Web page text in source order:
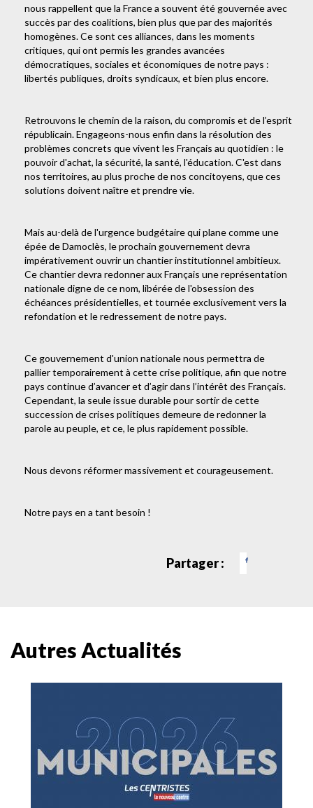
nous rappellent que la France a souvent été gouvernée avec
succès par des coalitions, bien plus que par des majorités
homogènes. Ce sont ces alliances, dans les moments
critiques, qui ont permis les grandes avancées
démocratiques, sociales et économiques de notre pays :
libertés publiques, droits syndicaux, et bien plus encore.
Retrouvons le chemin de la raison, du compromis et de l’esprit
républicain. Engageons-nous enfin dans la résolution des
problèmes concrets que vivent les Français au quotidien : le
pouvoir d'achat, la sécurité, la santé, l'éducation. C'est dans
nos territoires, au plus proche de nos concitoyens, que ces
solutions doivent naître et prendre vie.
Mais au-delà de l'urgence budgétaire qui plane comme une
épée de Damoclès, le prochain gouvernement devra
impérativement ouvrir un chantier institutionnel ambitieux.
Ce chantier devra redonner aux Français une représentation
nationale digne de ce nom, libérée de l'obsession des
échéances présidentielles, et tournée exclusivement vers la
refondation et le redressement de notre pays.
Ce gouvernement d'union nationale nous permettra de
pallier temporairement à cette crise politique, afin que notre
pays continue d’avancer et d’agir dans l’intérêt des Français.
Cependant, la seule issue durable pour sortir de cette
succession de crises politiques demeure de redonner la
parole au peuple, et ce, le plus rapidement possible.
Nous devons réformer massivement et courageusement.
Notre pays en a tant besoin !
Partager :
Autres Actualités